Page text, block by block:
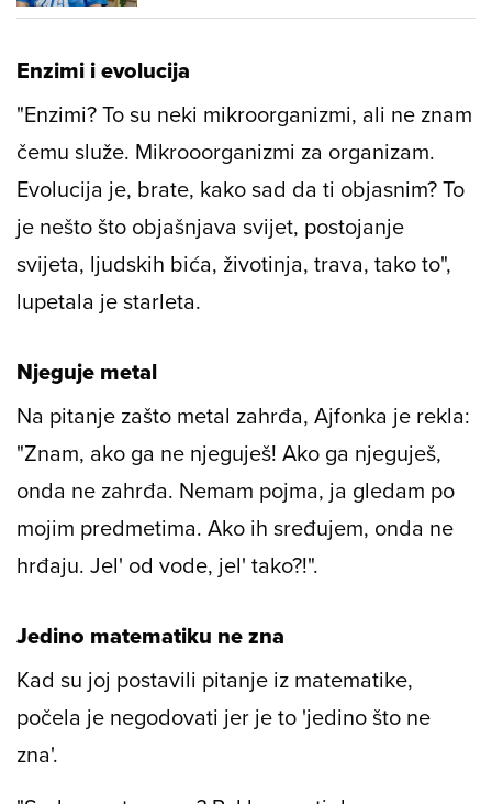
Enzimi i evolucija
"Enzimi? To su neki mikroorganizmi, ali ne znam
čemu služe. Mikrooorganizmi za organizam.
Evolucija je, brate, kako sad da ti objasnim? To
je nešto što objašnjava svijet, postojanje
svijeta, ljudskih bića, životinja, trava, tako to",
lupetala je starleta.
Njeguje metal
Na pitanje zašto metal zahrđa, Ajfonka je rekla:
"Znam, ako ga ne njeguješ! Ako ga njeguješ,
onda ne zahrđa. Nemam pojma, ja gledam po
mojim predmetima. Ako ih sređujem, onda ne
hrđaju. Jel' od vode, jel' tako?!".
Jedino matematiku ne zna
Kad su joj postavili pitanje iz matematike,
počela je negodovati jer je to 'jedino što ne
zna'.